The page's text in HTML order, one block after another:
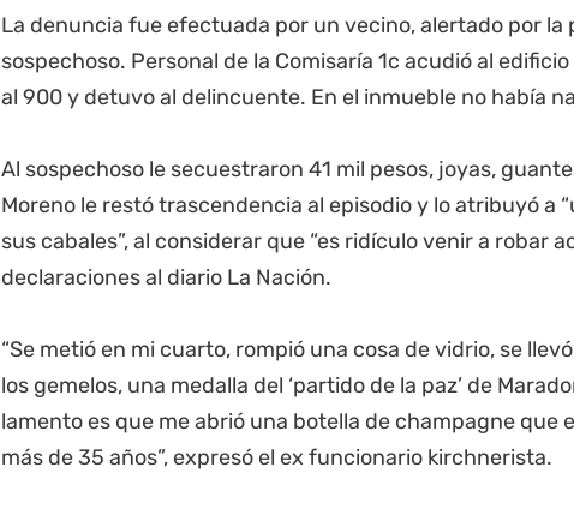
La denuncia fue efectuada por un vecino, alertado por la
sospechoso. Personal de la Comisaría 1c acudió al
al 900 y detuvo al delincuente. En el inmueble no había
Al sospechoso le secuestraron 41 mil pesos, joyas,
Moreno le restó trascendencia al episodio y lo atribuyó a
sus cabales”, al considerar que “es ridículo venir a robar
declaraciones al diario La Nación.
“Se metió en mi cuarto, rompió una cosa de vidrio, se
los gemelos, una medalla del ‘partido de la paz’ de
lamento es que me abrió una botella de champagne que
más de 35 años”, expresó el ex funcionario kirchnerista.